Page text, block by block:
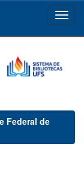
Federal de